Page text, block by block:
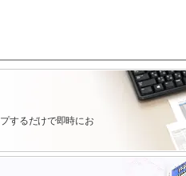
するだけで即時にお